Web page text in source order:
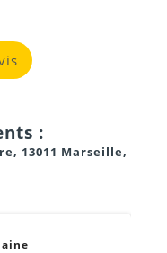
:
13011 Marseille,